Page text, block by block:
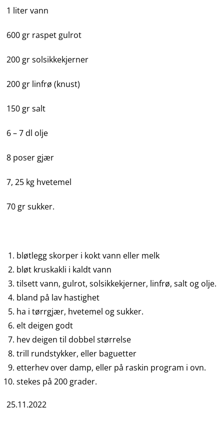
1 liter vann
600 gr raspet gulrot
200 gr solsikkekjerner
200 gr linfrø (knust)
150 gr salt
6 – 7 dl olje
8 poser gjær
7, 25 kg hvetemel
70 gr sukker.
bløtlegg skorper i kokt vann eller melk
bløt kruskakli i kaldt vann
tilsett vann, gulrot, solsikkekjerner, linfrø, salt og olje.
bland på lav hastighet
ha i tørrgjær, hvetemel og sukker.
elt deigen godt
hev deigen til dobbel størrelse
trill rundstykker, eller baguetter
etterhev over damp, eller på raskin program i ovn.
stekes på 200 grader.
25.11.2022